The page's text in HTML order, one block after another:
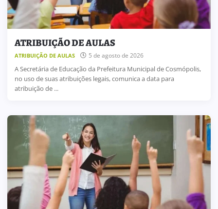
ATRIBUIÇÃO DE AULAS
ATRIBUIÇÃO DE AULAS 5 de agosto de 2026
A Secretária de Educação da Prefeitura Municipal de Cosmópolis,
no uso de suas atribuições legais, comunica a data para
atribuição de ...